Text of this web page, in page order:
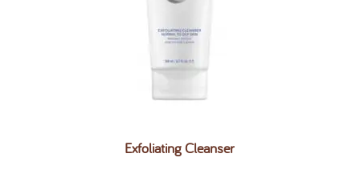
Exfoliating Cleanser